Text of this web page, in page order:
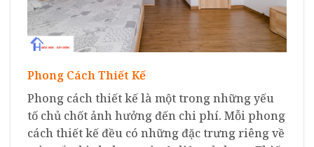
Phong Cách Thiết Kế
Phong cách thiết kế là một trong những yếu
tố chủ chốt ảnh hưởng đến chi phí. Mỗi phong
cách thiết kế đều có những đặc trưng riêng về